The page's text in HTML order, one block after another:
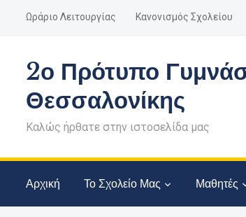
Ωράριο Λειτουργίας Κανονισμός Σχολείου
2ο Πρότυπο
Θεσσαλονίκης
Καλώς ήρθατε στην ιστοσελίδα μας
Αρχική Το Σχολείο Μας Μαθητές